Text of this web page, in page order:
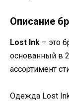
Описание
Lost Ink – это
основанный в
ассортимент
Одежда Lost